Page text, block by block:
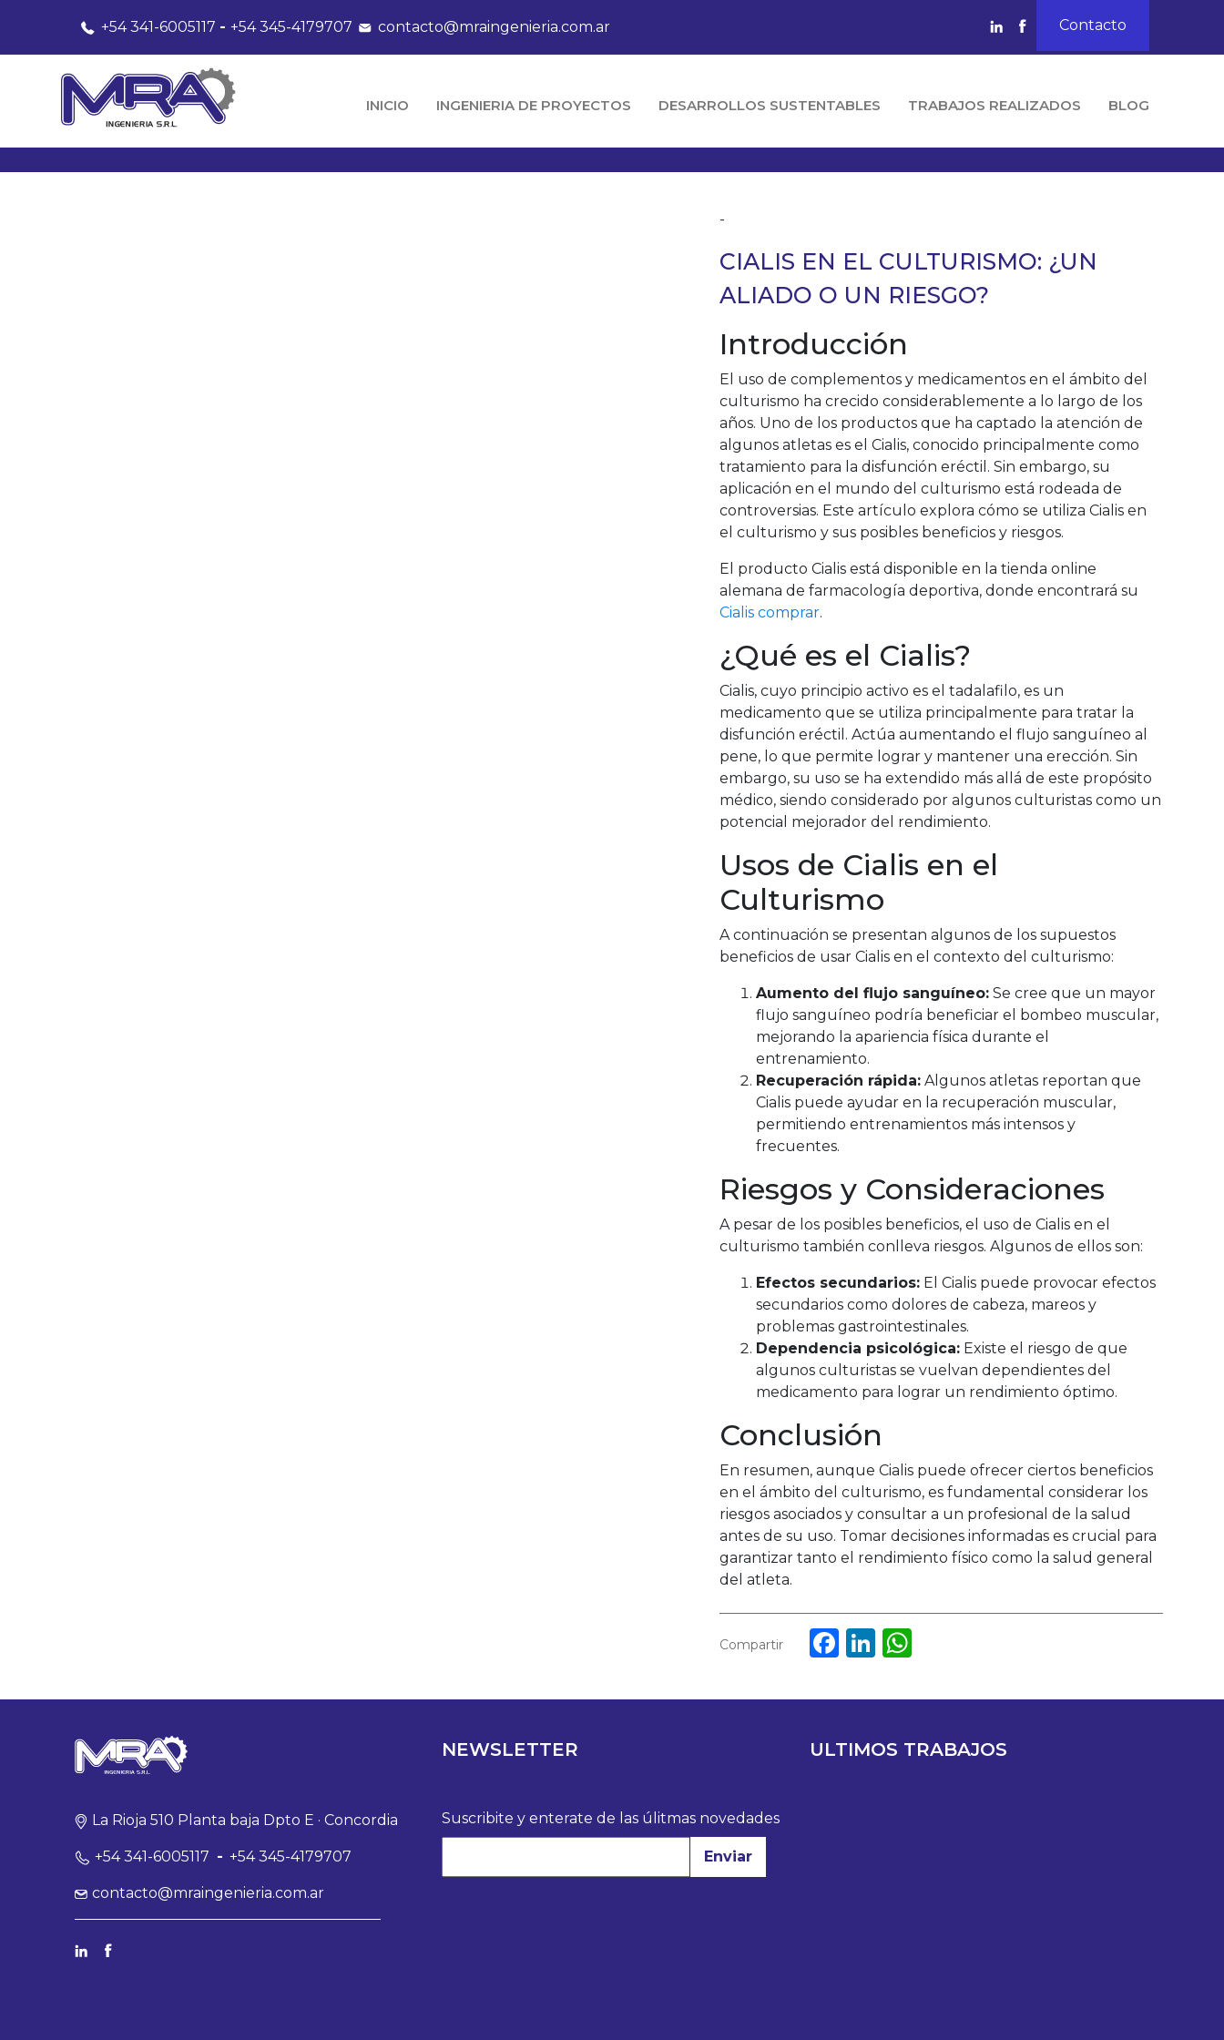
+54 341-6005117 -+54 345-4179707 contacto@mraingenieria.com.ar Contacto
INICIO INGENIERIA DE PROYECTOS DESARROLLOS SUSTENTABLES TRABAJOS REALIZADOS BLOG
-
CIALIS EN EL CULTURISMO: ¿UN
ALIADO O UN RIESGO?
Introducción
El uso de complementos y medicamentos en el ámbito del
culturismo ha crecido considerablemente a lo largo de los
años. Uno de los productos que ha captado la atención de
algunos atletas es el Cialis, conocido principalmente como
tratamiento para la disfunción eréctil. Sin embargo, su
aplicación en el mundo del culturismo está rodeada de
controversias. Este artículo explora cómo se utiliza Cialis en
el culturismo y sus posibles beneficios y riesgos.
El producto Cialis está disponible en la tienda online
alemana de farmacología deportiva, donde encontrará su
Cialis comprar.
¿Qué es el Cialis?
Cialis, cuyo principio activo es el tadalafilo, es un
medicamento que se utiliza principalmente para tratar la
disfunción eréctil. Actúa aumentando el flujo sanguíneo al
pene, lo que permite lograr y mantener una erección. Sin
embargo, su uso se ha extendido más allá de este propósito
médico, siendo considerado por algunos culturistas como un
potencial mejorador del rendimiento.
Usos de Cialis en el
Culturismo
A continuación se presentan algunos de los supuestos
beneficios de usar Cialis en el contexto del culturismo:
Aumento del flujo sanguíneo: Se cree que un mayor
flujo sanguíneo podría beneficiar el bombeo muscular,
mejorando la apariencia física durante el
entrenamiento.
Recuperación rápida: Algunos atletas reportan que
Cialis puede ayudar en la recuperación muscular,
permitiendo entrenamientos más intensos y
frecuentes.
Riesgos y Consideraciones
A pesar de los posibles beneficios, el uso de Cialis en el
culturismo también conlleva riesgos. Algunos de ellos son:
Efectos secundarios: El Cialis puede provocar efectos
secundarios como dolores de cabeza, mareos y
problemas gastrointestinales.
Dependencia psicológica: Existe el riesgo de que
algunos culturistas se vuelvan dependientes del
medicamento para lograr un rendimiento óptimo.
Conclusión
En resumen, aunque Cialis puede ofrecer ciertos beneficios
en el ámbito del culturismo, es fundamental considerar los
riesgos asociados y consultar a un profesional de la salud
antes de su uso. Tomar decisiones informadas es crucial para
garantizar tanto el rendimiento físico como la salud general
del atleta.
Compartir Facebook
LinkedIn
WhatsApp
La Rioja 510 Planta baja Dpto E · Concordia
+54 341-6005117 - +54 345-4179707
contacto@mraingenieria.com.ar
NEWSLETTER
Suscribite y enterate de las úlitmas novedades
Enviar
ULTIMOS TRABAJOS